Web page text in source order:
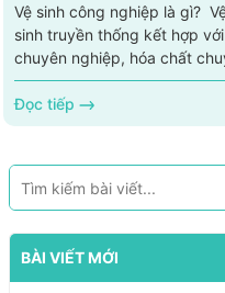
Vệ sinh công nghiệp là gì?
sinh truyền thống kết hợp
chuyên nghiệp, hóa chất
pháp tối ưu, quy trình xử lý
làm việc cao nhất, tiết kiệm
gói dịch vụ như: vệ sinh nhà
Đọc tiếp
BÀI VIẾT MỚI